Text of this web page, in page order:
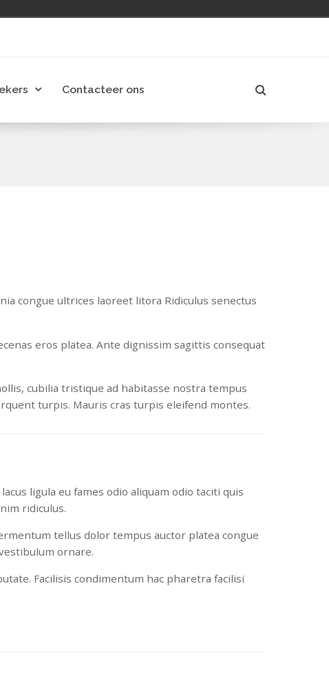
Contacteer ons
congue ultrices laoreet litora Ridiculus senectus
eros platea. Ante dignissim sagittis consequat
cubilia tristique ad habitasse nostra tempus
turpis. Mauris cras turpis eleifend montes.
ligula eu fames odio aliquam odio taciti quis
ridiculus.
tellus dolor tempus auctor platea congue
ornare.
Facilisis condimentum hac pharetra facilisi